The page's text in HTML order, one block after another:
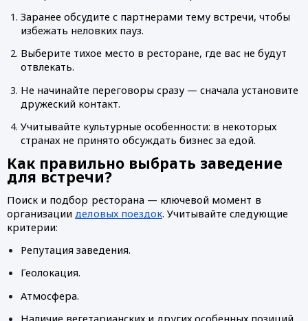
Заранее обсудите с партнерами тему встречи, чтобы
избежать неловких пауз.
Выберите тихое место в ресторане, где вас не будут
отвлекать.
Не начинайте переговоры сразу — сначала установите
дружеский контакт.
Учитывайте культурные особенности: в некоторых
странах не принято обсуждать бизнес за едой.
Как правильно выбрать заведение
для встречи?
Поиск и подбор ресторана — ключевой момент в
организации деловых поездок. Учитывайте следующие
критерии:
Репутация заведения.
Геолокация.
Атмосфера.